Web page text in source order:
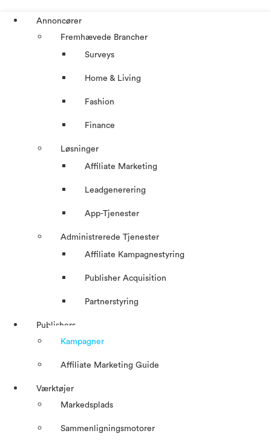
Annoncører
Fremhævede Brancher
Surveys
Home & Living
Fashion
Finance
Løsninger
Affiliate Marketing
Leadgenerering
App-Tjenester
Administrerede Tjenester
Affiliate Kampagnestyring
Publisher Acquisition
Partnerstyring
Publishers
Kampagner
Affiliate Marketing Guide
Værktøjer
Markedsplads
Sammenligningsmotorer